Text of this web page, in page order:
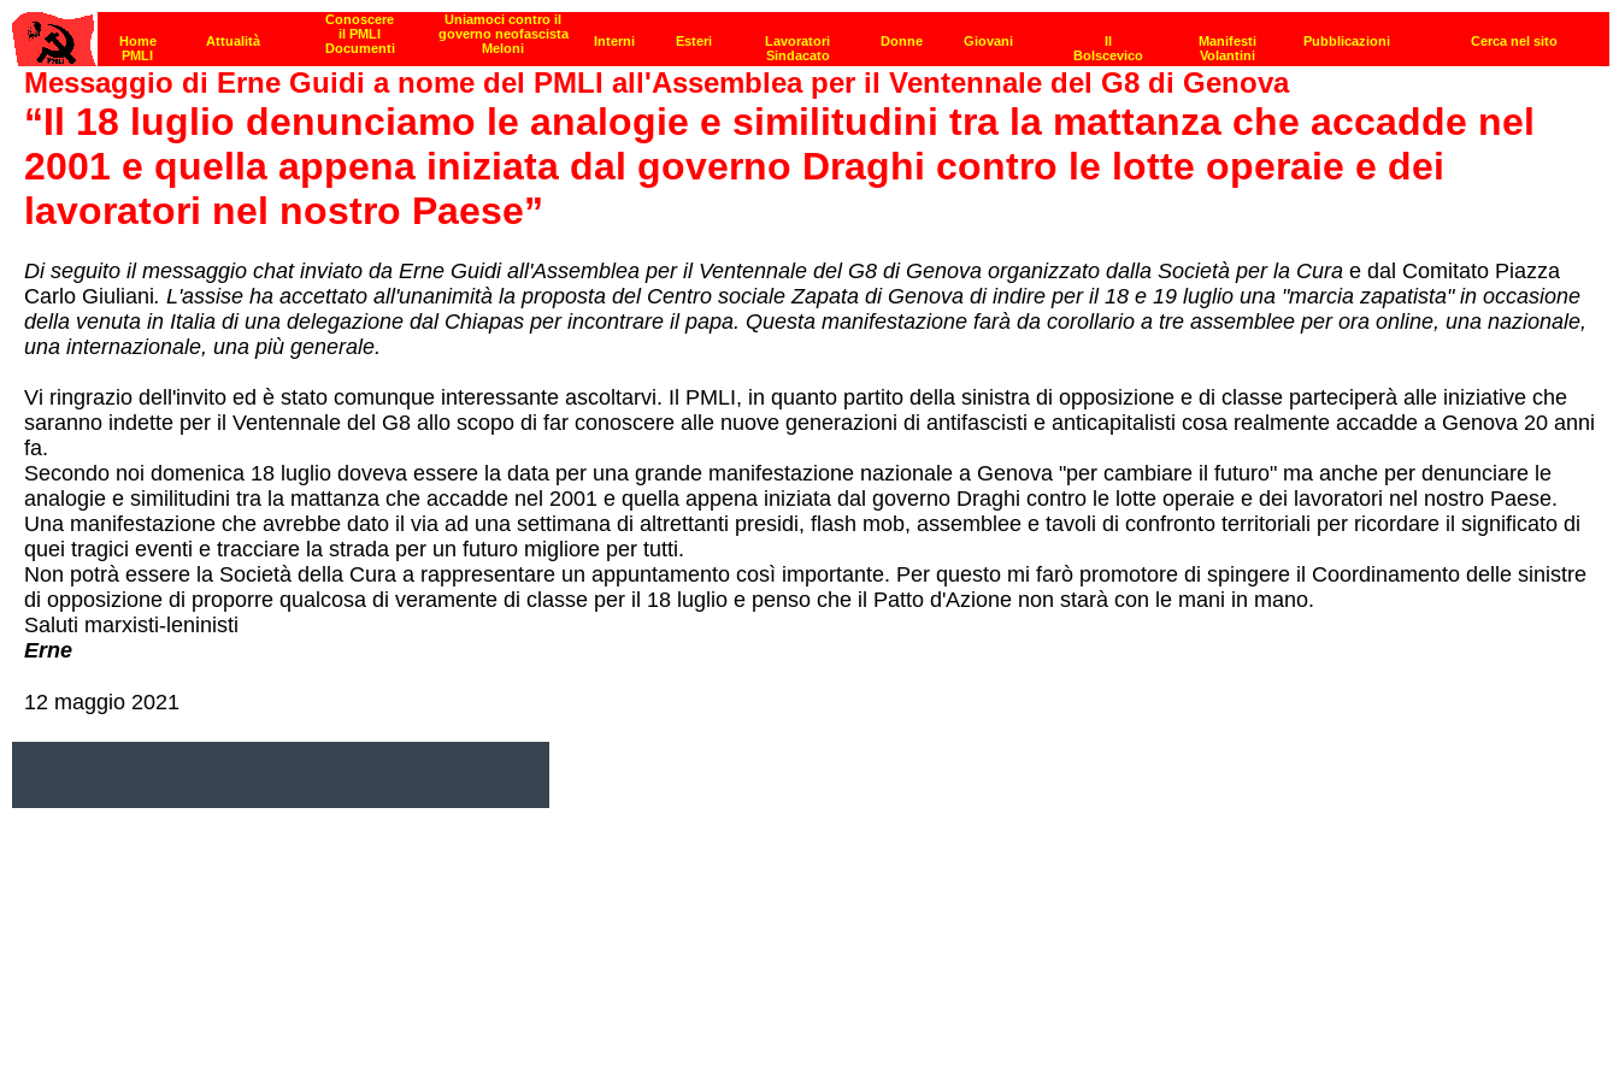
Messaggio di Erne Guidi a nome del PMLI all'Assemblea per il Ventennale del G8 di Genova
“Il 18 luglio denunciamo le analogie e similitudini tra la mattanza che accadde nel
2001 e quella appena iniziata dal governo Draghi contro le lotte operaie e dei
lavoratori nel nostro Paese”
Di seguito il messaggio chat inviato da Erne Guidi all'Assemblea per il Ventennale del G8 di Genova organizzato dalla Società per la Cura e dal Comitato Piazza
Carlo Giuliani. L'assise ha accettato all'unanimità la proposta del Centro sociale Zapata di Genova di indire per il 18 e 19 luglio una "marcia zapatista" in occasione
della venuta in Italia di una delegazione dal Chiapas per incontrare il papa. Questa manifestazione farà da corollario a tre assemblee per ora online, una nazionale,
una internazionale, una più generale.
Vi ringrazio dell'invito ed è stato comunque interessante ascoltarvi. Il PMLI, in quanto partito della sinistra di opposizione e di classe parteciperà alle iniziative che
saranno indette per il Ventennale del G8 allo scopo di far conoscere alle nuove generazioni di antifascisti e anticapitalisti cosa realmente accadde a Genova 20 anni
fa.
Secondo noi domenica 18 luglio doveva essere la data per una grande manifestazione nazionale a Genova "per cambiare il futuro" ma anche per denunciare le
analogie e similitudini tra la mattanza che accadde nel 2001 e quella appena iniziata dal governo Draghi contro le lotte operaie e dei lavoratori nel nostro Paese.
Una manifestazione che avrebbe dato il via ad una settimana di altrettanti presidi, flash mob, assemblee e tavoli di confronto territoriali per ricordare il significato di
quei tragici eventi e tracciare la strada per un futuro migliore per tutti.
Non potrà essere la Società della Cura a rappresentare un appuntamento così importante. Per questo mi farò promotore di spingere il Coordinamento delle sinistre
di opposizione di proporre qualcosa di veramente di classe per il 18 luglio e penso che il Patto d'Azione non starà con le mani in mano.
Saluti marxisti-leninisti
Erne
12 maggio 2021